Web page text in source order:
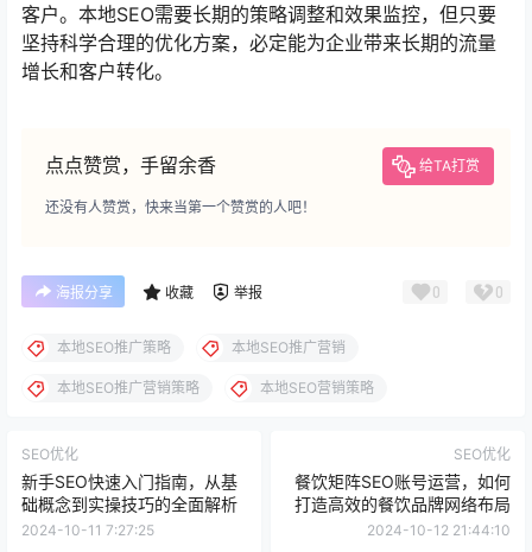
客户。本地SEO需要长期的策略调整和效果监控，但只要
坚持科学合理的优化方案，必定能为企业带来长期的流量
增长和客户转化。
点点赞赏，手留余香 给TA打赏
还没有人赞赏，快来当第一个赞赏的人吧！
海报分享 收藏 举报 0 0
本地SEO推广策略 本地SEO推广营销
本地SEO推广营销策略 本地SEO营销策略
SEO优化
新手SEO快速入门指南，从基
础概念到实操技巧的全面解析
2024-10-11 7:27:25
SEO优化
餐饮矩阵SEO账号运营，如何
打造高效的餐饮品牌网络布局
2024-10-12 21:44:10